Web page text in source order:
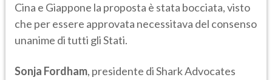
Cina e Giappone la proposta è stata bocciata, visto
che per essere approvata necessitava del consenso
unanime di tutti gli Stati.
Sonja Fordham, presidente di Shark Advocates